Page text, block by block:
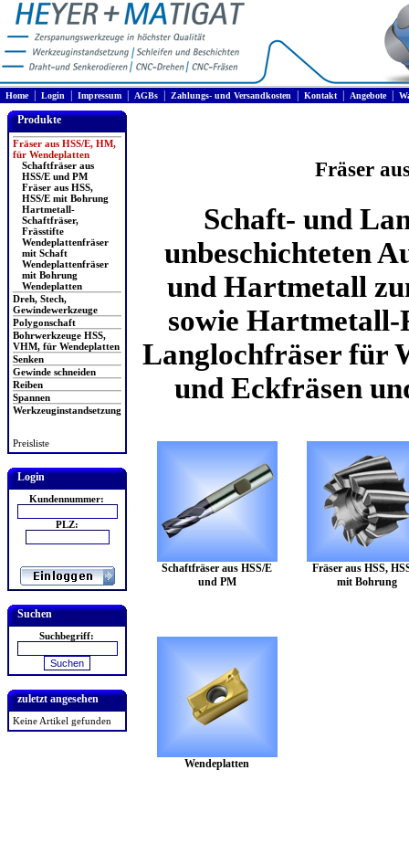
Home| Login Impressum AGBs Zahlungs- und Versandkosten Kontakt| Angebote|
Produkte
Fräser aus HSS/E, HM,
für Wendeplatten
Schaftfräser aus
HSS/E und PM
Fräser aus HSS,
HSS/E mit Bohrung
Hartmetall-
Schaftfräser,
Frässtifte
Wendeplattenfräser
mit Schaft
Wendeplattenfräser
mit Bohrung
Wendeplatten
Dreh, Stech,
Gewindewerkzeuge
Polygonschaft
Bohrwerkzeuge HSS,
VHM, für Wendeplatten
Senken
Gewinde schneiden
Reiben
Spannen
Werkzeuginstandsetzung
Preisliste
Login
Kundennummer:
PLZ:
Suchen
Suchbegriff:
zuletzt angesehen
Keine Artikel gefunden
Fräser
Schaft- und
unbeschichteten
und Hartmetall
sowie Hartmetall-
Langlochfräser für
und Eckfräsen
Schaftfräser aus HSS/E
und PM
Fräser aus HSS,
mit Bohrung
Wendeplatten